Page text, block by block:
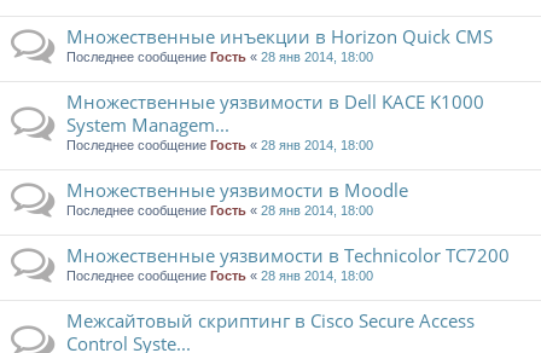
Множественные инъекции в Horizon Quick CMS
Последнее сообщение Гость « 28 янв 2014, 18:00
Множественные уязвимости в Dell KACE K1000
System Managem...
Последнее сообщение Гость « 28 янв 2014, 18:00
Множественные уязвимости в Moodle
Последнее сообщение Гость « 28 янв 2014, 18:00
Множественные уязвимости в Technicolor TC7200
Последнее сообщение Гость « 28 янв 2014, 18:00
Межсайтовый скриптинг в Cisco Secure Access
Control Syste...